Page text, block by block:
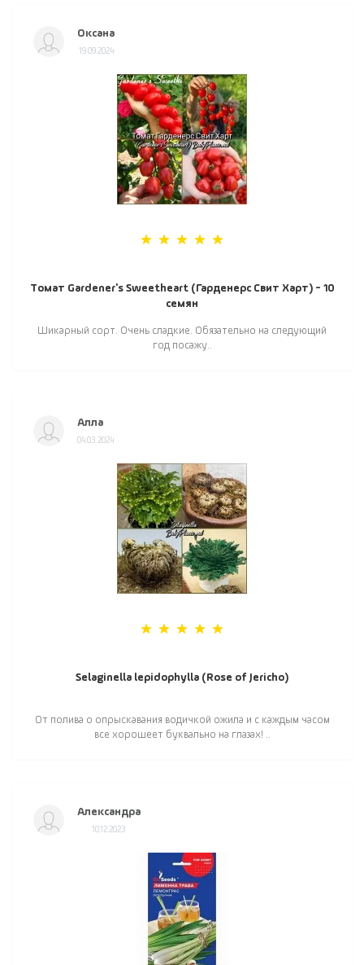
Оксана
19.09.2024
Томат Gardener's Sweetheart (Гарденерс Свит Харт) - 10
семян
Шикарный сорт. Очень сладкие. Обязательно на следующий
год посажу..
Алла
04.03.2024
Selaginella lepidophylla (Rose of Jericho)
От полива о опрыскавания водичкой ожила и с каждым часом
все хорошеет буквально на глазах! ..
Александра
10.12.2023